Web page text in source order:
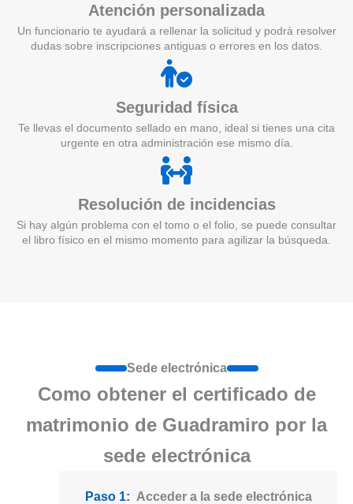
Atención personalizada
Un funcionario te ayudará a rellenar la solicitud y podrá resolver
dudas sobre inscripciones antiguas o errores en los datos.
Seguridad física
Te llevas el documento sellado en mano, ideal si tienes una cita
urgente en otra administración ese mismo día.
Resolución de incidencias
Si hay algún problema con el tomo o el folio, se puede consultar
el libro físico en el mismo momento para agilizar la búsqueda.
Sede electrónica
Como obtener el certificado de
matrimonio de Guadramiro por la
sede electrónica
Paso 1: Acceder a la sede electrónica